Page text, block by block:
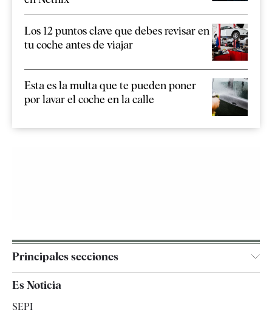
Los 12 puntos clave que debes revisar en
tu coche antes de viajar
Esta es la multa que te pueden poner
por lavar el coche en la calle
Principales secciones
España
Es Noticia
SEPI